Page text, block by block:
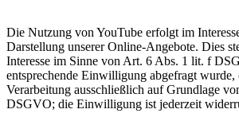
Die Nutzung von YouTube erfolgt im
Darstellung unserer Online-Angebote. Dies
Interesse im Sinne von Art. 6 Abs. 1 lit. f
entsprechende Einwilligung abgefragt wurde,
Verarbeitung ausschließlich auf Grundlage
DSGVO; die Einwilligung ist jederzeit